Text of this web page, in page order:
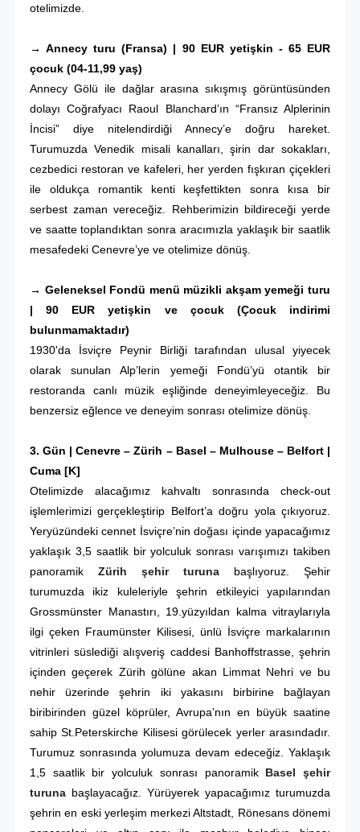
otelimizde.
→ Annecy turu (Fransa) | 90 EUR yetişkin - 65 EUR
çocuk (04-11,99 yaş)
Annecy Gölü ile dağlar arasına sıkışmış görüntüsünden
dolayı Coğrafyacı Raoul Blanchard’ın “Fransız Alplerinin
İncisi” diye nitelendirdiği Annecy’e doğru hareket.
Turumuzda Venedik misali kanalları, şirin dar sokakları,
cezbedici restoran ve kafeleri, her yerden fışkıran çiçekleri
ile oldukça romantik kenti keşfettikten sonra kısa bir
serbest zaman vereceğiz. Rehberimizin bildireceği yerde
ve saatte toplandıktan sonra aracımızla yaklaşık bir saatlik
mesafedeki Cenevre’ye ve otelimize dönüş.
→ Geleneksel Fondü menü müzikli akşam yemeği turu
| 90 EUR yetişkin ve çocuk (Çocuk indirimi
bulunmamaktadır)
1930'da İsviçre Peynir Birliği tarafından ulusal yiyecek
olarak sunulan Alp’lerin yemeği Fondü’yü otantik bir
restoranda canlı müzik eşliğinde deneyimleyeceğiz. Bu
benzersiz eğlence ve deneyim sonrası otelimize dönüş.
3. Gün |Cenevre –Zürih – Basel – Mulhouse – Belfort|
Cuma [K]
Otelimizde alacağımız kahvaltı sonrasında check-out
işlemlerimizi gerçekleştirip Belfort’a doğru yola çıkıyoruz.
Yeryüzündeki cennet İsviçre’nin doğası içinde yapacağımız
yaklaşık 3,5 saatlik bir yolculuk sonrası varışımızı takiben
panoramik Zürih şehir turuna başlıyoruz. Şehir
turumuzda ikiz kuleleriyle şehrin etkileyici yapılarından
Grossmünster Manastırı, 19.yüzyıldan kalma vitraylarıyla
ilgi çeken Fraumünster Kilisesi, ünlü İsviçre markalarının
vitrinleri süslediği alışveriş caddesi Banhoffstrasse, şehrin
içinden geçerek Zürih gölüne akan Limmat Nehri ve bu
nehir üzerinde şehrin iki yakasını birbirine bağlayan
biribirinden güzel köprüler, Avrupa’nın en büyük saatine
sahip St.Peterskirche Kilisesi görülecek yerler arasındadır.
Turumuz sonrasında yolumuza devam edeceğiz. Yaklaşık
1,5 saatlik bir yolculuk sonrası panoramik Basel şehir
turuna başlayacağız. Yürüyerek yapacağımız turumuzda
şehrin en eski yerleşim merkezi Altstadt, Rönesans dönemi